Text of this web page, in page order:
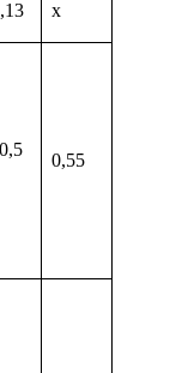
х
0,55